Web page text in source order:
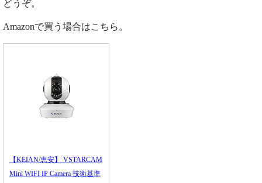
どうぞ。
Amazonで買う場合はこちら。
【KEIAN/恵安】 VSTARCAM
Mini WIFI IP Camera 技術基準